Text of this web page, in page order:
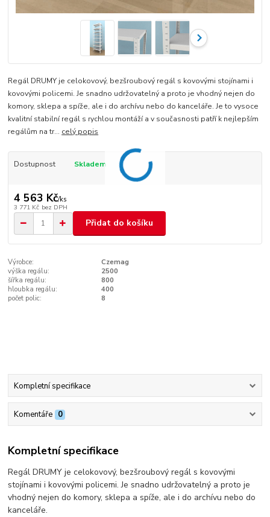
Regál DRUMY je celokovový, bezšroubový regál s kovovými stojínami i
kovovými policemi. Je snadno udržovatelný a proto je vhodný nejen do
komory, sklepa a spíže, ale i do archívu nebo do kanceláře. Je to vysoce
kvalitní stabilní regál s rychlou montáží a v současnosti patří k nejlepším
regálům na tr... celý popis
Dostupnost Skladem
4 563 Kč/ks
3 771 Kč bez DPH
Přidat do košíku
Výrobce:
Czemag
výška regálu:
2500
šířka regálu:
800
hloubka regálu:
400
počet polic:
8
Kompletní specifikace
Komentáře 0
Kompletní specifikace
Regál DRUMY je celokovový, bezšroubový regál s kovovými
stojínami i kovovými policemi. Je snadno udržovatelný a proto je
vhodný nejen do komory, sklepa a spíže, ale i do archívu nebo do
kanceláře.